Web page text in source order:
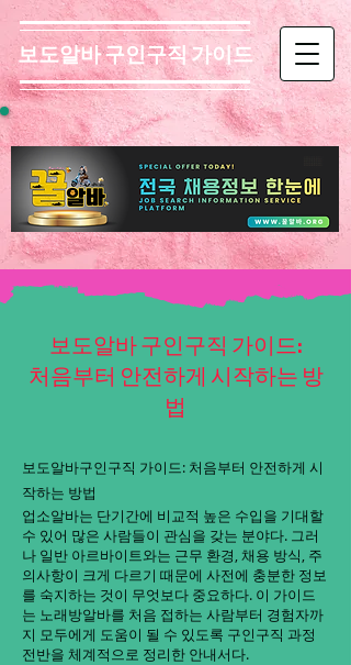
보도알바 구인구직 가이드
보도알바 구인구직 가이드:
처음부터 안전하게 시작하는 방
법
보도알바구인구직 가이드: 처음부터 안전하게 시
작하는 방법
업소알바는 단기간에 비교적 높은 수입을 기대할
수 있어 많은 사람들이 관심을 갖는 분야다. 그러
나 일반 아르바이트와는 근무 환경, 채용 방식, 주
의사항이 크게 다르기 때문에 사전에 충분한 정보
를 숙지하는 것이 무엇보다 중요하다. 이 가이드
는 노래방알바를 처음 접하는 사람부터 경험자까
지 모두에게 도움이 될 수 있도록 구인구직 과정
전반을 체계적으로 정리한 안내서다.